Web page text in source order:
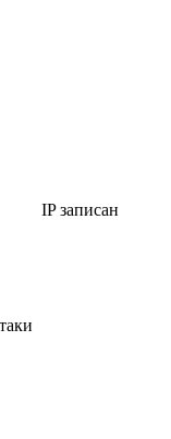
IP записан